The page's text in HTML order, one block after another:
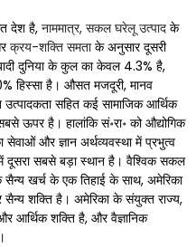
देश है, नाममात्र, सकल घरेलू उत्पाद के
क्रय-शक्ति समताके अनुसार दूसरी
दुनिया के कुल का केवल 4.3% है,
हिस्सा है। औसत मजदूरी, मानव
उत्पादकता सहित कई सामाजिक आर्थिक
ऊपर है। हालांकि सं॰रा॰ को औद्योगिक
और ज्ञान अर्थव्यवस्था में प्रभुत्व
में दूसरा सबसे बड़ा स्थान है। वैश्विक सकल
खर्च के एक तिहाई के साथ, अमेरिका
शक्ति है। अमेरिका के संयुक्त राज्य,
आर्थिक शक्ति है, और वैज्ञानिक